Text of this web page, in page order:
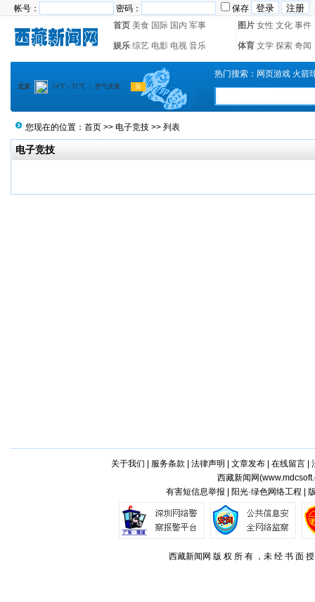
帐号： 密码：
保存
首页 美食 国际 国内 军事 图片 女性 文化 事件
娱乐 综艺 电影 电视 音乐 体育 文学 探索 奇闻
热门搜索： 网页游戏 火箭
您现在的位置： 首页 >> 电子竞技 >> 列表
电子竞技
关于我们 服务条款 法律声明 文章发布| 在线留言|
西藏新闻网(
有害短信息举报 | 阳光·绿色网络工程 |
西藏新闻网 版 权 所 有 ，未 经 书 面